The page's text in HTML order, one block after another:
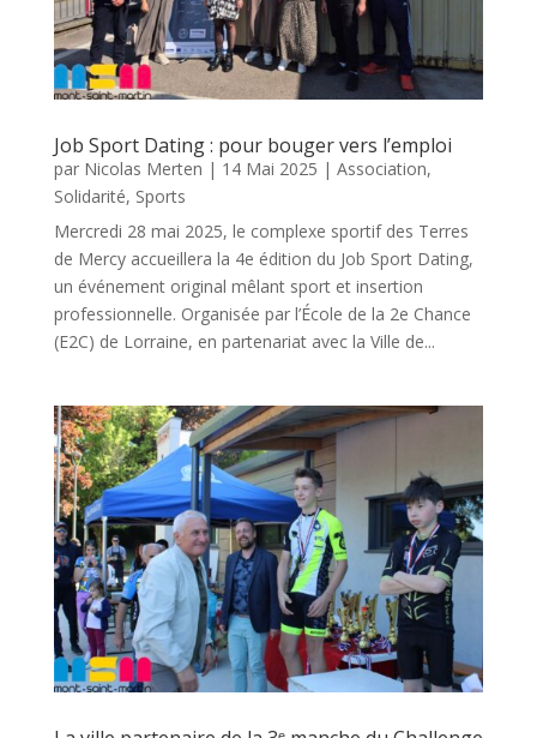
Job Sport Dating : pour bouger vers l’emploi
par Nicolas Merten | 14 Mai 2025 | Association,
Solidarité, Sports
Mercredi 28 mai 2025, le complexe sportif des Terres
de Mercy accueillera la 4e édition du Job Sport Dating,
un événement original mêlant sport et insertion
professionnelle. Organisée par l’École de la 2e Chance
(E2C) de Lorraine, en partenariat avec la Ville de...